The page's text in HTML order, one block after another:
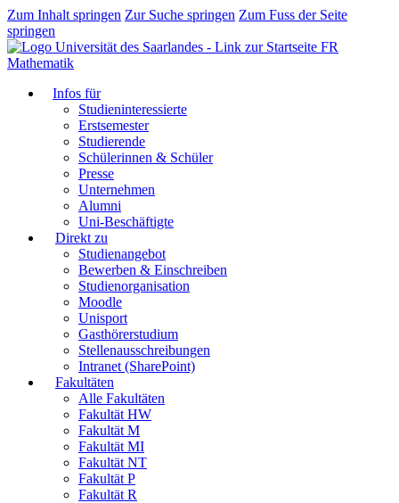
Zum Inhalt springen Zur Suche springen Zum Fuss der Seite
springen
FR
Mathematik
Infos für
Studieninteressierte
Erstsemester
Studierende
Schülerinnen & Schüler
Presse
Unternehmen
Alumni
Uni-Beschäftigte
Direkt zu
Studienangebot
Bewerben & Einschreiben
Studienorganisation
Moodle
Unisport
Gasthörerstudium
Stellenausschreibungen
Intranet (SharePoint)
Fakultäten
Alle Fakultäten
Fakultät HW
Fakultät M
Fakultät MI
Fakultät NT
Fakultät P
Fakultät R